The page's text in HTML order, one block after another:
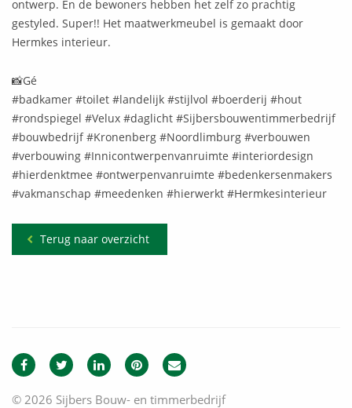
ontwerp. En de bewoners hebben het zelf zo prachtig
gestyled. Super!! Het maatwerkmeubel is gemaakt door
Hermkes interieur.
📸Gé
#badkamer #toilet #landelijk #stijlvol #boerderij #hout
#rondspiegel #Velux #daglicht #Sijbersbouwentimmerbedrijf
#bouwbedrijf #Kronenberg #Noordlimburg #verbouwen
#verbouwing #Innicontwerpenvanruimte #interiordesign
#hierdenktmee #ontwerpenvanruimte #bedenkersenmakers
#vakmanschap #meedenken #hierwerkt #Hermkesinterieur
Terug naar overzicht
© 2026 Sijbers Bouw- en timmerbedrijf